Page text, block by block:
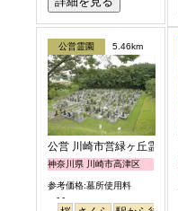
公営霊園 5.46km
公営 川崎市営緑ヶ丘霊園
神奈川県 川崎市高津区
参考価格:墓所使用料
- -